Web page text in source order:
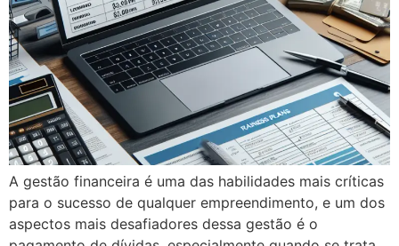
A gestão financeira é uma das habilidades mais críticas
para o sucesso de qualquer empreendimento, e um dos
aspectos mais desafiadores dessa gestão é o